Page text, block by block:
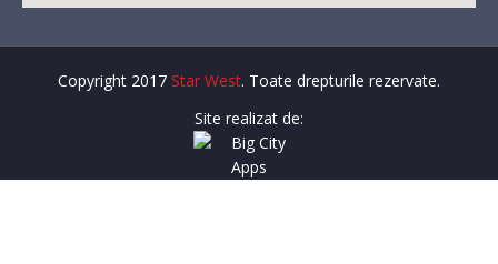
Copyright 2017 Star West. Toate drepturile rezervate.
Site realizat de: